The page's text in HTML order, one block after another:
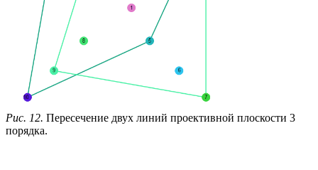
Рис. 12. Пересечение двух линий проективной плоскости 3
порядка.